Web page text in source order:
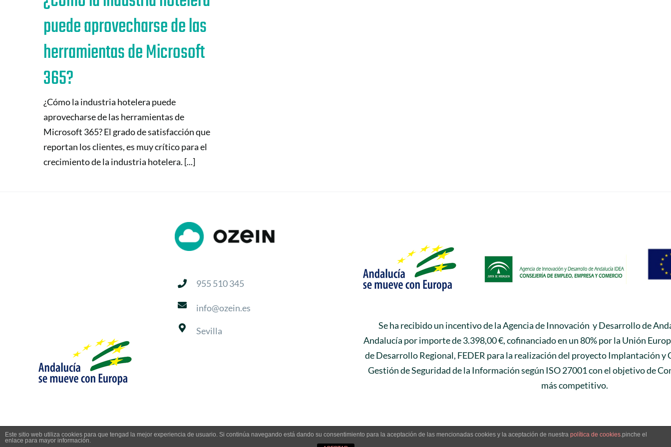
puede aprovecharse de las
herramientas de Microsoft
365?
¿Cómo la industria hotelera puede
aprovecharse de las herramientas de
Microsoft 365? El grado de satisfacción que
reportan los clientes, es muy crítico para el
crecimiento de la industria hotelera. [...]
955 510 345
info@ozein.es
Sevilla
Se ha recibido un incentivo de la Agencia de Innovación y Desarrollo de
Andalucía por importe de 3.398,00 €, cofinanciado en un 80% por la Unión
de Desarrollo Regional, FEDER para la realización del proyecto Implantación y
Gestión de Seguridad de la Información según ISO 27001 con el objetivo de
más competitivo.
Este sitio web utiliza cookies para que tengad la mejor experiencia de usuario. Si continúa navegando está dando su consentimiento para la aceptación de las mencionadas cookies y la aceptación de nuestra política de cookies.pinche el
enlace para mayor información.